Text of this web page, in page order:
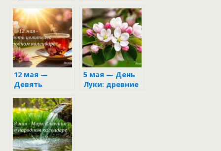
Аграфены
12 мая —
Девять
народном
календаре
5 мая — День
Луки: древние